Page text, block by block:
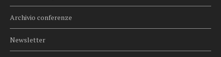
Archivio conferenze
Newsletter